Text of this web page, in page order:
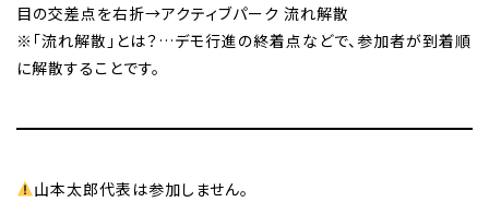
目の交差点を右折→アクティブパーク 流れ解散
※「流れ解散」とは？…デモ行進の終着点などで、参加者が到着順
に解散することです。
山本太郎代表は参加しません。